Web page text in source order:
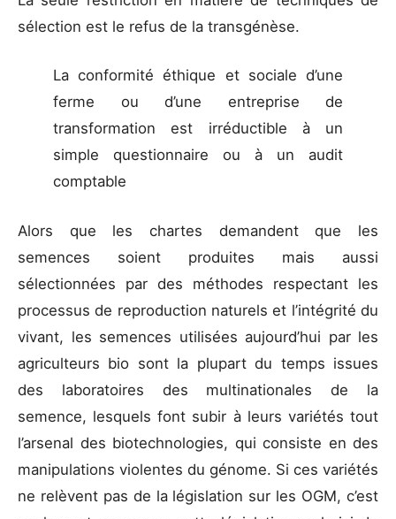
sélection est le refus de la transgénèse.
La conformité éthique et sociale d’une
ferme ou d’une entreprise de
transformation est irréductible à un
simple questionnaire ou à un audit
comptable
Alors que les chartes demandent que les
semences soient produites mais aussi
sélectionnées par des méthodes respectant les
processus de reproduction naturels et l’intégrité du
vivant, les semences utilisées aujourd’hui par les
agriculteurs bio sont la plupart du temps issues
des laboratoires des multinationales de la
semence, lesquels font subir à leurs variétés tout
l’arsenal des biotechnologies, qui consiste en des
manipulations violentes du génome. Si ces variétés
ne relèvent pas de la législation sur les OGM, c’est